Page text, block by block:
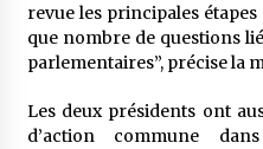
revue les principales
que nombre de questions
parlementaires”, précise la
Les deux présidents ont
d’action commune